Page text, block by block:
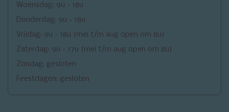
Woensdag: 9u - 18u
Donderdag: 9u - 18u
Vrijdag: 9u - 18u (mei t/m aug open om 8u)
Zaterdag: 9u - 17u (mei t/m aug open om 8u)
Zondag: gesloten
Feestdagen: gesloten